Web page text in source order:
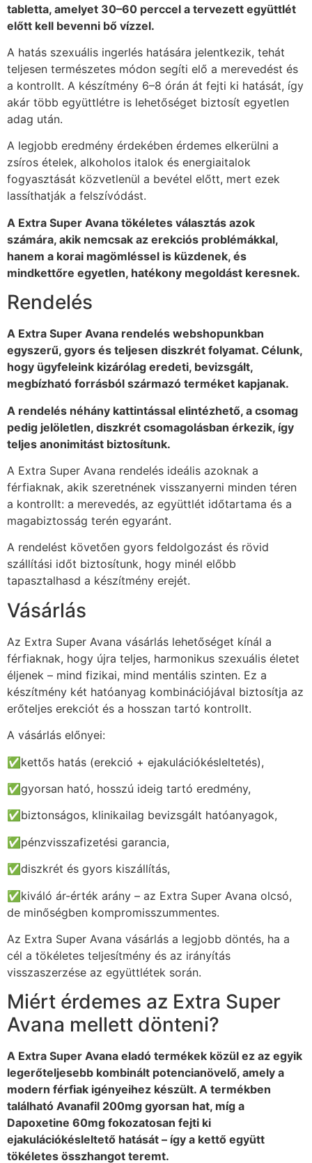
tabletta, amelyet 30–60 perccel a tervezett együttlét
előtt kell bevenni bő vízzel.
A hatás szexuális ingerlés hatására jelentkezik, tehát
teljesen természetes módon segíti elő a merevedést és
a kontrollt. A készítmény 6–8 órán át fejti ki hatását, így
akár több együttlétre is lehetőséget biztosít egyetlen
adag után.
A legjobb eredmény érdekében érdemes elkerülni a
zsíros ételek, alkoholos italok és energiaitalok
fogyasztását közvetlenül a bevétel előtt, mert ezek
lassíthatják a felszívódást.
A Extra Super Avana tökéletes választás azok
számára, akik nemcsak az erekciós problémákkal,
hanem a korai magömléssel is küzdenek, és
mindkettőre egyetlen, hatékony megoldást keresnek.
Rendelés
A Extra Super Avana rendelés webshopunkban
egyszerű, gyors és teljesen diszkrét folyamat. Célunk,
hogy ügyfeleink kizárólag eredeti, bevizsgált,
megbízható forrásból származó terméket kapjanak.
A rendelés néhány kattintással elintézhető, a csomag
pedig jelöletlen, diszkrét csomagolásban érkezik, így
teljes anonimitást biztosítunk.
A Extra Super Avana rendelés ideális azoknak a
férfiaknak, akik szeretnének visszanyerni minden téren
a kontrollt: a merevedés, az együttlét időtartama és a
magabiztosság terén egyaránt.
A rendelést követően gyors feldolgozást és rövid
szállítási időt biztosítunk, hogy minél előbb
tapasztalhasd a készítmény erejét.
Vásárlás
Az Extra Super Avana vásárlás lehetőséget kínál a
férfiaknak, hogy újra teljes, harmonikus szexuális életet
éljenek – mind fizikai, mind mentális szinten. Ez a
készítmény két hatóanyag kombinációjával biztosítja az
erőteljes erekciót és a hosszan tartó kontrollt.
A vásárlás előnyei:
✅kettős hatás (erekció + ejakulációkésleltetés),
✅gyorsan ható, hosszú ideig tartó eredmény,
✅biztonságos, klinikailag bevizsgált hatóanyagok,
✅pénzvisszafizetési garancia,
✅diszkrét és gyors kiszállítás,
✅kiváló ár-érték arány – az Extra Super Avana olcsó,
de minőségben kompromisszummentes.
Az Extra Super Avana vásárlás a legjobb döntés, ha a
cél a tökéletes teljesítmény és az irányítás
visszaszerzése az együttlétek során.
Miért érdemes az Extra Super
Avana mellett dönteni?
A Extra Super Avana eladó termékek közül ez az egyik
legerőteljesebb kombinált potencianövelő, amely a
modern férfiak igényeihez készült. A termékben
található Avanafil 200mg gyorsan hat, míg a
Dapoxetine 60mg fokozatosan fejti ki
ejakulációkésleltető hatását – így a kettő együtt
tökéletes összhangot teremt.